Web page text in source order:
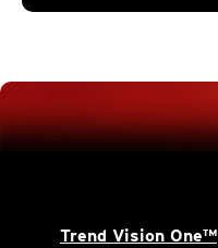
Trend Vision One™